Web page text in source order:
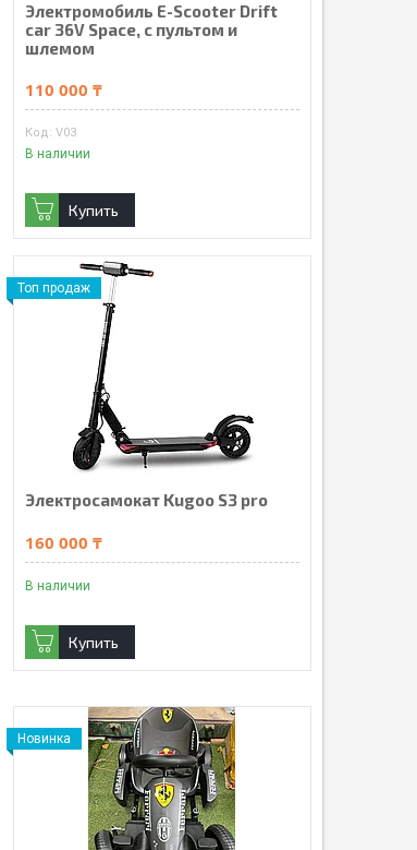
Электромобиль E-Scooter Drift
car 36V Space, с пультом и
шлемом
110 000 ₸
V03
В наличии
Купить
Топ продаж
Электросамокат Kugoo S3 pro
160 000 ₸
В наличии
Купить
Новинка